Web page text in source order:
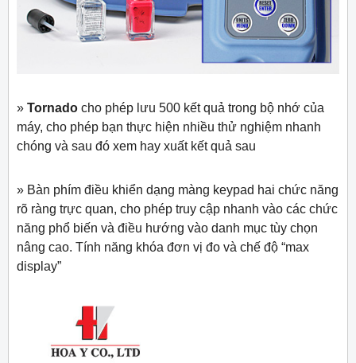
» Tornado cho phép lưu 500 kết quả trong bộ nhớ của
máy, cho phép bạn thực hiện nhiều thử nghiệm nhanh
chóng và sau đó xem hay xuất kết quả sau
» Bàn phím điều khiển dạng màng keypad hai chức năng
rõ ràng trực quan, cho phép truy cập nhanh vào các chức
năng phổ biến và điều hướng vào danh mục tùy chọn
nâng cao. Tính năng khóa đơn vị đo và chế độ “max
display”